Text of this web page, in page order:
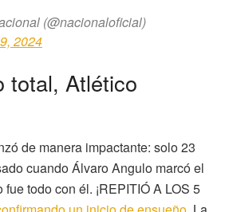
(@nacionaloficial)
2024
total, Atlético
de manera impactante: solo 23
cuando Álvaro Angulo marcó el
todo con él. ¡REPITIÓ A LOS 5